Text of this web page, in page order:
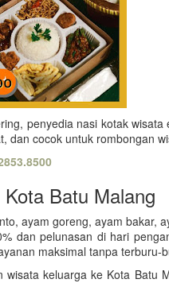
penyedia nasi kotak wisata
dan cocok untuk rombongan
Batu Malang
ayam goreng, ayam bakar,
dan pelunasan di hari
maksimal tanpa terburu-
keluarga ke Kota Batu